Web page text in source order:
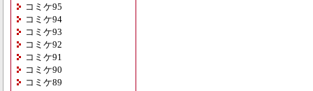
コミケ95
コミケ94
コミケ93
コミケ92
コミケ91
コミケ90
コミケ89